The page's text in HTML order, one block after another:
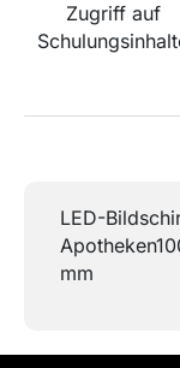
Zugriff auf
LED-
Apotheken
mm